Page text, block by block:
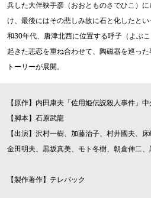
兵した大伴狭手彦（おおとものさでひこ）
け、最後にはその悲しみ故に石と化したと
和30年代、唐津北西に位置する呼子（よぶ
起きた悲恋を重ね合わせて、陶磁器を巡っ
トーリーが展開。
【原作】内田康夫「佐用姫伝説殺人事件」
【脚本】石原武龍
【出演】沢村一樹、加藤治子、村井國夫、
金田明夫、黒坂真美、モト冬樹、朝倉伸二
【製作著作】テレパック